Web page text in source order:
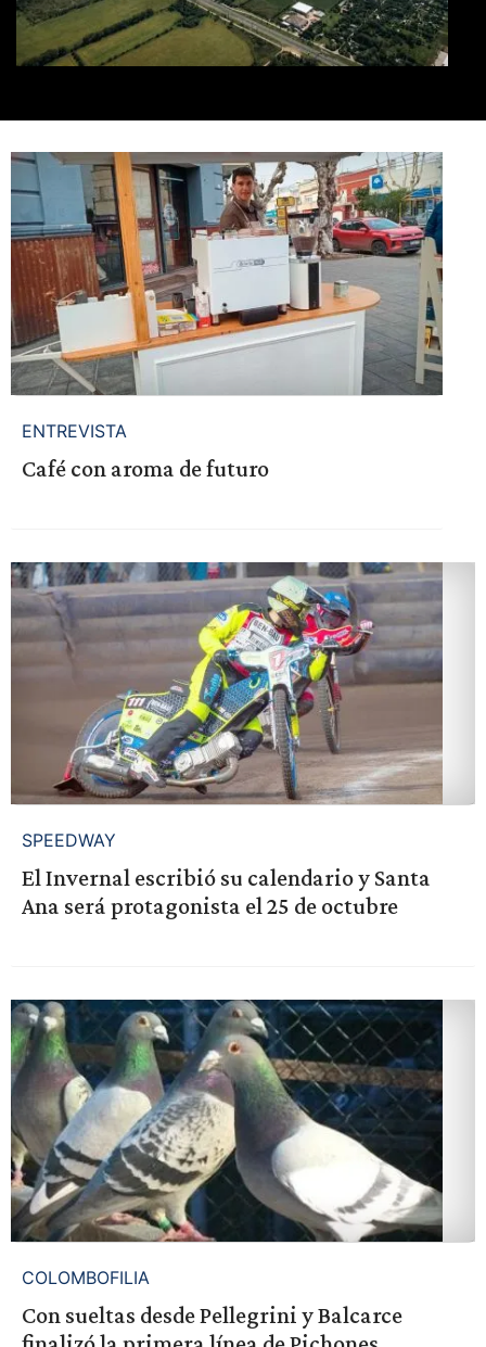
ENTREVISTA
Café con aroma de futuro
SPEEDWAY
El Invernal escribió su calendario y Santa
Ana será protagonista el 25 de octubre
COLOMBOFILIA
Con sueltas desde Pellegrini y Balcarce